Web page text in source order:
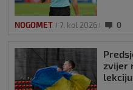
NOGOMET 7. kol 2026 0
zvijer
lekciju